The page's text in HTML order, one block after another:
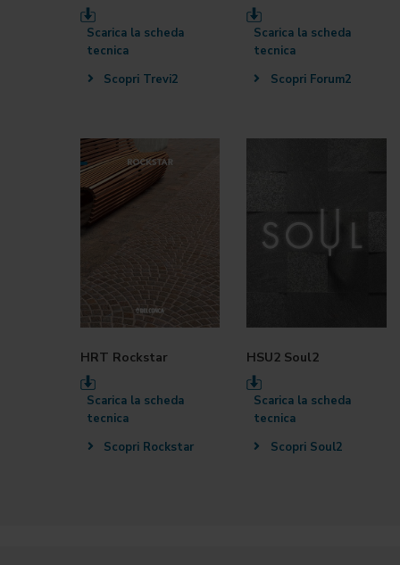
Scarica la scheda
tecnica
Scopri Trevi2
Scarica la scheda
tecnica
Scopri Forum2
HRT Rockstar
Scarica la scheda
tecnica
Scopri Rockstar
HSU2 Soul2
Scarica la scheda
tecnica
Scopri Soul2